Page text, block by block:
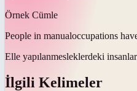
Örnek Cümle
People in manualoccupations
Elle yapılanmesleklerdeki
İlgili Kelimeler